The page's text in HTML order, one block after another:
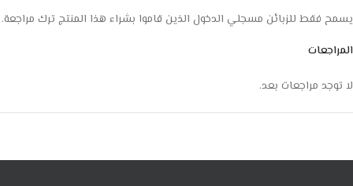
المراجعات
لا توجد مراجعات بعد.
يسمح فقط للزبائن مسجلي الدخول الذين قاموا بشراء هذا المنتج ترك مراجعة.